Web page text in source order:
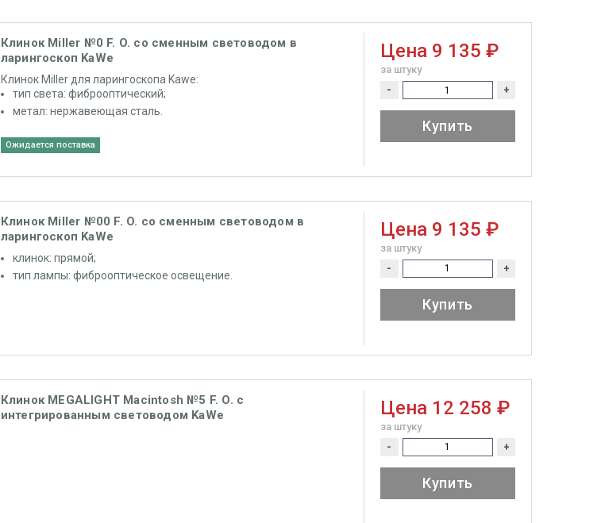
Клинок Miller №0 F. O. со сменным световодом в
ларингоскоп KaWe
Клинок Miller для ларингоскопа Kawe:
тип света: фиброоптический;
метал: нержавеющая сталь.
Ожидается поставка
Цена 9 135 ₽
за штуку
- +
Купить
Клинок Miller №00 F. O. со сменным световодом в
ларингоскоп KaWe
клинок: прямой;
тип лампы: фиброоптическое освещение.
Цена 9 135 ₽
за штуку
- +
Купить
Клинок MEGALIGHT Macintosh №5 F. O. с
интегрированным световодом KaWe
Цена 12 258 ₽
за штуку
- +
Купить